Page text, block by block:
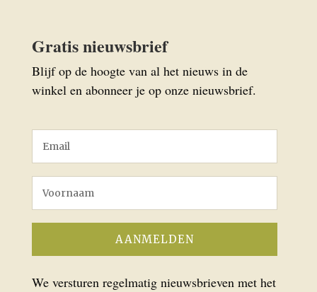
Gratis nieuwsbrief
Blijf op de hoogte van al het nieuws in de
winkel en abonneer je op onze nieuwsbrief.
We versturen regelmatig nieuwsbrieven met het